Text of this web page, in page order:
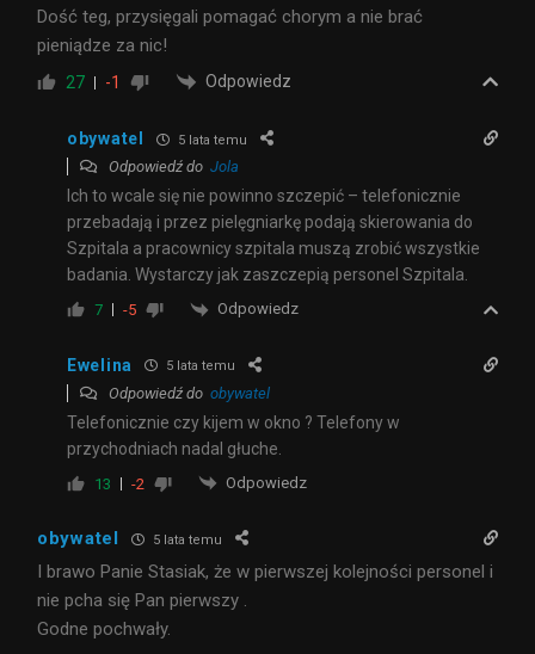
Dość teg, przysięgali pomagać chorym a nie brać
pieniądze za nic!
27 -1 Odpowiedz
obywatel 5 lata temu
Odpowiedź do Jola
Ich to wcale się nie powinno szczepić – telefonicznie
przebadają i przez pielęgniarkę podają skierowania do
Szpitala a pracownicy szpitala muszą zrobić wszystkie
badania. Wystarczy jak zaszczepią personel Szpitala.
7 -5 Odpowiedz
Ewelina 5 lata temu
Odpowiedź do obywatel
Telefonicznie czy kijem w okno ? Telefony w
przychodniach nadal głuche.
13 -2 Odpowiedz
obywatel 5 lata temu
I brawo Panie Stasiak, że w pierwszej kolejności personel i
nie pcha się Pan pierwszy .
Godne pochwały.